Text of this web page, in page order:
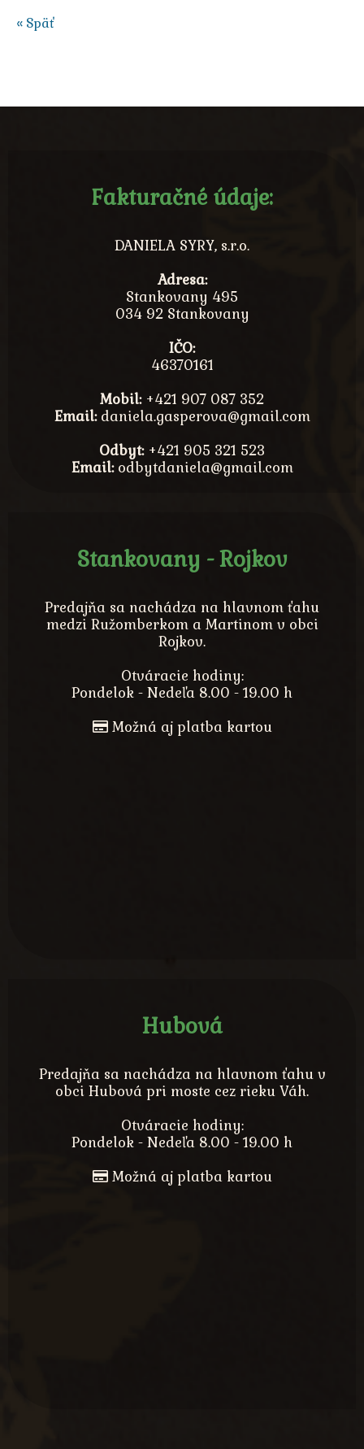
« Späť
Fakturačné údaje:
DANIELA SYRY, s.r.o.
Adresa:
Stankovany 495
034 92 Stankovany
IČO:
46370161
Mobil:+421 907 087 352
Email:daniela.gasperova@gmail.com
Odbyt:+421 905 321 523
Email:odbytdaniela@gmail.com
Stankovany - Rojkov
Predajňa sa nachádza na hlavnom ťahu
medzi Ružomberkom a Martinom v obci
Rojkov.
Otváracie hodiny:
Pondelok - Nedeľa 8.00 - 19.00 h
Možná aj platba kartou
Hubová
Predajňa sa nachádza na hlavnom ťahu v
obci Hubová pri moste cez rieku Váh.
Otváracie hodiny:
Pondelok - Nedeľa 8.00 - 19.00 h
Možná aj platba kartou